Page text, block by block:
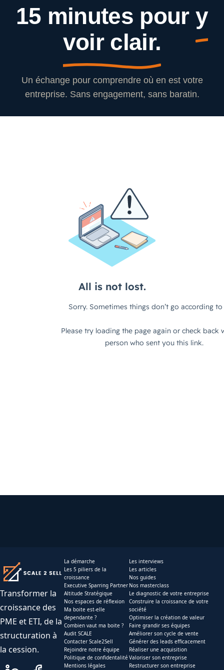
15 minutes pour y
voir clair.
Un échange pour comprendre où en est votre
entreprise. Sans engagement, sans baratin.
Transformer la
croissance des
PME et ETI, de la
structuration à
la cession.
La démarche
Les 5 piliers de la
croissance
Executive Sparring Partner
Altitude Stratégique
Nos espaces de réflexion
Ma boite est-elle
dependante ?
Combien vaut ma boite ?
Audit SCALE
Contacter Scale2Sell
Rejoindre notre équipe
Politique de confidentalité
Mentions légales
Les interviews
Les articles
Nos guides
Nos masterclass
Le diagnostic de votre entreprise
Construire la croissance de votre
société
Optimiser la création de valeur
Faire grandir ses équipes
Améliorer son cycle de vente
Générer des leads efficacement
Réaliser une acquisition
Valoriser son entreprise
Restructurer son entreprise